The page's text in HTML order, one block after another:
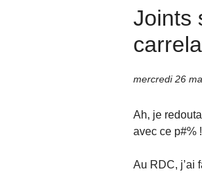
Joints
mercredi 26
Ah, je
avec ce p#%
Au RDC, j’ai